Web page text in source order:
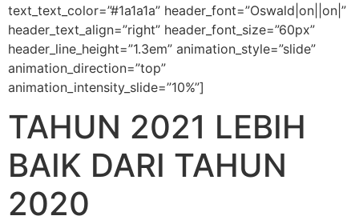
text_text_color=”#1a1a1a” header_font=”Oswald|on||on|”
header_text_align=”right” header_font_size=”60px”
header_line_height=”1.3em” animation_style=”slide”
animation_direction=”top”
animation_intensity_slide=”10%”]
TAHUN 2021 LEBIH
BAIK DARI TAHUN
2020